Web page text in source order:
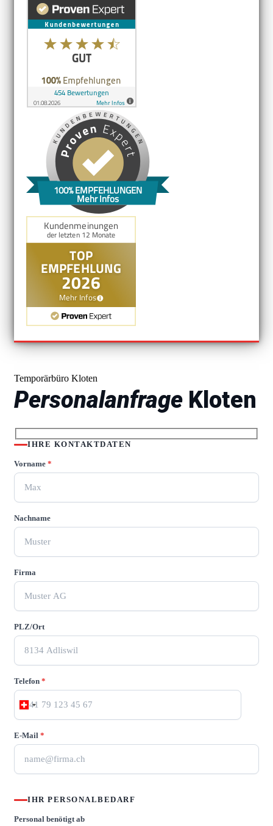
100% EMPFEHLUNGEN
Mehr Infos
Temporärbüro Kloten
Personalanfrage Kloten
IHRE KONTAKTDATEN
Vorname *
Nachname
Firma
PLZ/Ort
Telefon *
E-Mail *
IHR PERSONALBEDARF
Personal benötigt ab